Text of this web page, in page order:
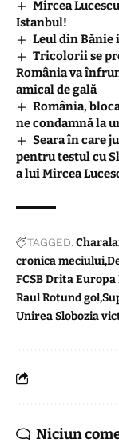
Mircea
Istanbul!
Leul din Bănie
Tricolorii se
România va
amical de gală
România,
ne condamnă la
Seara în care
pentru testul cu
a lui Mircea
TAGGED:
cronica meciului
FCSB Drita Europa
Raul Rotund gol
Unirea Slobozia
Niciun